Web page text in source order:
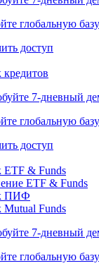
глобальную
доступ
7-дневный
глобальную
доступ
ETF & Funds
ETF & Funds
ПИФ
Mutual Funds
7-дневный
глобальную